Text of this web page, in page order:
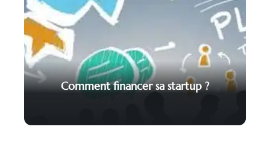
Comment financer sa startup ?